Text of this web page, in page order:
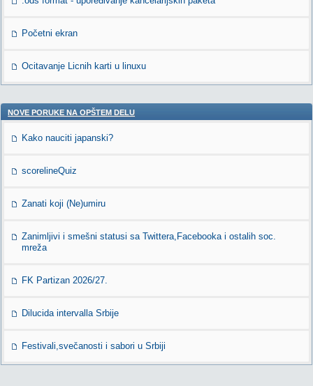
Početni ekran
Ocitavanje Licnih karti u linuxu
NOVE PORUKE NA OPŠTEM DELU
Kako nauciti japanski?
scorelineQuiz
Zanati koji (Ne)umiru
Zanimljivi i smešni statusi sa Twittera,Facebooka i ostalih soc.
mreža
FK Partizan 2026/27.
Dilucida intervalla Srbije
Festivali,svečanosti i sabori u Srbiji